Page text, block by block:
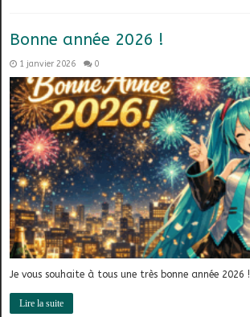
Bonne année 2026 !
1 janvier 2026 0
Je vous souhaite à tous une très bonne année 2026 !
Lire la suite